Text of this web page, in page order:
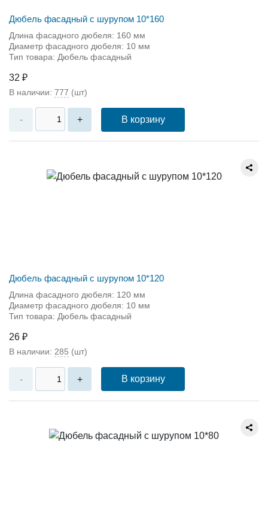
Дюбель фасадный с шурупом 10*160
Длина фасадного дюбеля: 160 мм
Диаметр фасадного дюбеля: 10 мм
Тип товара: Дюбель фасадный
32 ₽
В наличии: 777 (шт)
- + В корзину
Дюбель фасадный с шурупом 10*120
Длина фасадного дюбеля: 120 мм
Диаметр фасадного дюбеля: 10 мм
Тип товара: Дюбель фасадный
26 ₽
В наличии: 285 (шт)
- + В корзину